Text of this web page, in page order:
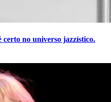
certo no universo jazzístico.